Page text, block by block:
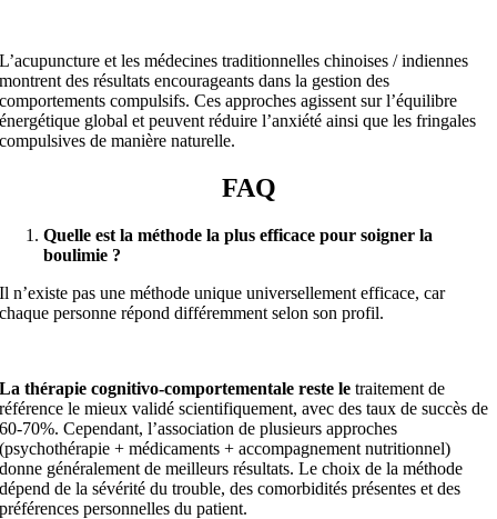
L’acupuncture et les médecines traditionnelles chinoises / indiennes
montrent des résultats encourageants dans la gestion des
comportements compulsifs. Ces approches agissent sur l’équilibre
énergétique global et peuvent réduire l’anxiété ainsi que les fringales
compulsives de manière naturelle.
FAQ
Quelle est la méthode la plus efficace pour soigner la
boulimie ?
Il n’existe pas une méthode unique universellement efficace, car
chaque personne répond différemment selon son profil.
La thérapie cognitivo-comportementale reste le traitement de
référence le mieux validé scientifiquement, avec des taux de succès de
60-70%. Cependant, l’association de plusieurs approches
(psychothérapie + médicaments + accompagnement nutritionnel)
donne généralement de meilleurs résultats. Le choix de la méthode
dépend de la sévérité du trouble, des comorbidités présentes et des
préférences personnelles du patient.